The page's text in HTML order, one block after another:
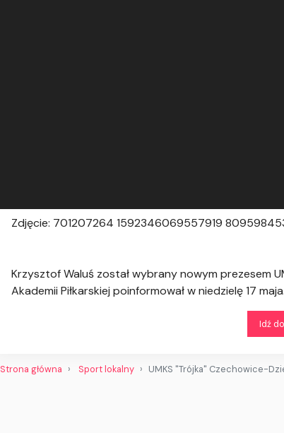
Zdjęcie: 701207264 1592346069557919
Krzysztof Waluś został wybrany nowym prezesem
Akademii Piłkarskiej poinformował w niedzielę 17 maja.
Idź
Strona główna Sport lokalny UMKS "Trójka" Czechowice-